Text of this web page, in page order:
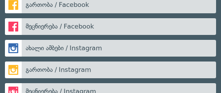
გართობა / Facebook
მეცნიერება / Facebook
ახალი ამბები / Instagram
გართობა / Instagram
მეცნიერება / Instagram